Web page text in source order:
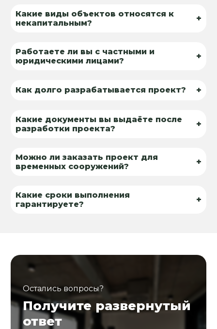
Какие виды объектов относятся к
некапитальным?
+
Работаете ли вы с частными и
юридическими лицами?
+
Как долго разрабатывается проект? +
Какие документы вы выдаёте после
разработки проекта?
+
Можно ли заказать проект для
временных сооружений?
+
Какие сроки выполнения
гарантируете?
+
Остались вопросы?
Получите развернутый
ответ